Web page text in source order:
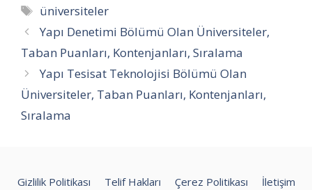
Etiketler
üniversiteler
Yapı Denetimi Bölümü Olan Üniversiteler,
Taban Puanları, Kontenjanları, Sıralama
Yapı Tesisat Teknolojisi Bölümü Olan
Üniversiteler, Taban Puanları, Kontenjanları,
Sıralama
Gizlilik Politikası Telif Hakları Çerez Politikası
İletişim